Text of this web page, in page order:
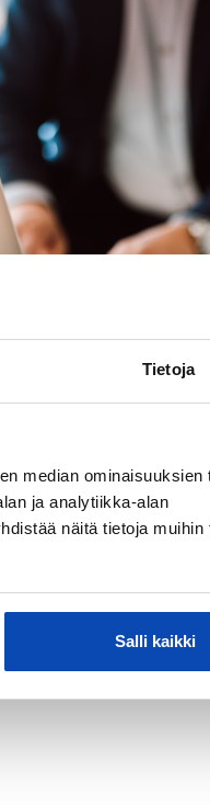
Tietoja
median ominaisuuksien
ja analytiikka-alan
näitä tietoja muihin
Salli kaikki